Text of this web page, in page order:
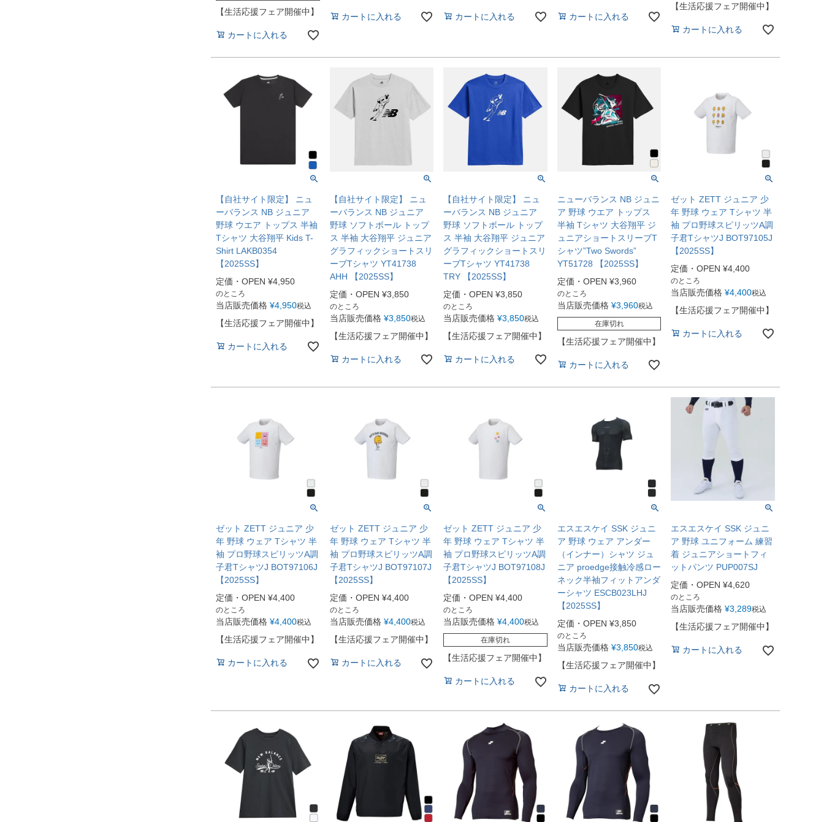
【生活応援フェア開催中】
カートに入れる
カートに入れる カートに入れる カートに入れる
【生活応援フェア開催中】
カートに入れる
【自社サイト限定】 ニュ
ーバランス NB ジュニア
野球 ウエア トップス 半袖
Tシャツ 大谷翔平 Kids T-
Shirt LAKB0354
【2025SS】
定価・OPEN ¥4,950
のところ
当店販売価格 ¥4,950税込
【生活応援フェア開催中】
カートに入れる
【自社サイト限定】 ニュ
ーバランス NB ジュニア
野球 ソフトボール トップ
ス 半袖 大谷翔平 ジュニア
グラフィックショートスリ
ーブTシャツ YT41738
AHH 【2025SS】
定価・OPEN ¥3,850
のところ
当店販売価格 ¥3,850税込
【生活応援フェア開催中】
カートに入れる
【自社サイト限定】 ニュ
ーバランス NB ジュニア
野球 ソフトボール トップ
ス 半袖 大谷翔平 ジュニア
グラフィックショートスリ
ーブTシャツ YT41738
TRY 【2025SS】
定価・OPEN ¥3,850
のところ
当店販売価格 ¥3,850税込
【生活応援フェア開催中】
カートに入れる
ニューバランス NB ジュニ
ア 野球 ウエア トップス
半袖 Tシャツ 大谷翔平 ジ
ュニアショートスリーブT
シャツ”Two Swords”
YT51728 【2025SS】
定価・OPEN ¥3,960
のところ
当店販売価格 ¥3,960税込
在庫切れ
【生活応援フェア開催中】
カートに入れる
ゼット ZETT ジュニア 少
年 野球 ウェア Tシャツ 半
袖 プロ野球スピリッツA調
子君TシャツJ BOT97105J
【2025SS】
定価・OPEN ¥4,400
のところ
当店販売価格 ¥4,400税込
【生活応援フェア開催中】
カートに入れる
ゼット ZETT ジュニア 少
年 野球 ウェア Tシャツ 半
袖 プロ野球スピリッツA調
子君TシャツJ BOT97106J
【2025SS】
定価・OPEN ¥4,400
のところ
当店販売価格 ¥4,400税込
【生活応援フェア開催中】
カートに入れる
ゼット ZETT ジュニア 少
年 野球 ウェア Tシャツ 半
袖 プロ野球スピリッツA調
子君TシャツJ BOT97107J
【2025SS】
定価・OPEN ¥4,400
のところ
当店販売価格 ¥4,400税込
【生活応援フェア開催中】
カートに入れる
ゼット ZETT ジュニア 少
年 野球 ウェア Tシャツ 半
袖 プロ野球スピリッツA調
子君TシャツJ BOT97108J
【2025SS】
定価・OPEN ¥4,400
のところ
当店販売価格 ¥4,400税込
在庫切れ
【生活応援フェア開催中】
カートに入れる
エスエスケイ SSK ジュニ
ア 野球 ウェア アンダー
（インナー）シャツ ジュ
ニア proedge接触冷感ロー
ネック半袖フィットアンダ
ーシャツ ESCB023LHJ
【2025SS】
定価・OPEN ¥3,850
のところ
当店販売価格 ¥3,850税込
【生活応援フェア開催中】
カートに入れる
エスエスケイ SSK ジュニ
ア 野球 ユニフォーム 練習
着 ジュニアショートフィ
ットパンツ PUP007SJ
定価・OPEN ¥4,620
のところ
当店販売価格 ¥3,289税込
【生活応援フェア開催中】
カートに入れる